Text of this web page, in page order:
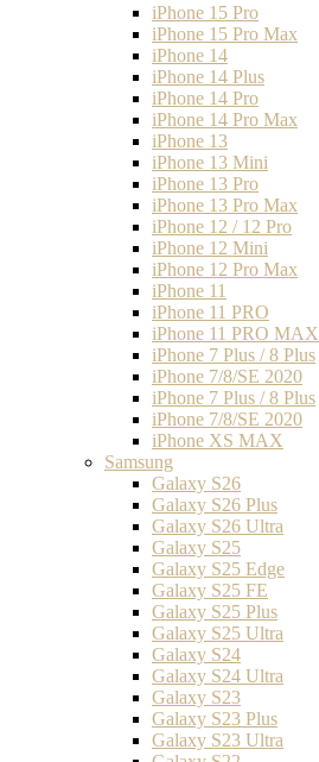
iPhone 15 Pro
iPhone 15 Pro Max
iPhone 14
iPhone 14 Plus
iPhone 14 Pro
iPhone 14 Pro Max
iPhone 13
iPhone 13 Mini
iPhone 13 Pro
iPhone 13 Pro Max
iPhone 12 / 12 Pro
iPhone 12 Mini
iPhone 12 Pro Max
iPhone 11
iPhone 11 PRO
iPhone 11 PRO MAX
iPhone 7 Plus / 8 Plus
iPhone 7/8/SE 2020
iPhone 7 Plus / 8 Plus
iPhone 7/8/SE 2020
iPhone XS MAX
Samsung
Galaxy S26
Galaxy S26 Plus
Galaxy S26 Ultra
Galaxy S25
Galaxy S25 Edge
Galaxy S25 FE
Galaxy S25 Plus
Galaxy S25 Ultra
Galaxy S24
Galaxy S24 Ultra
Galaxy S23
Galaxy S23 Plus
Galaxy S23 Ultra